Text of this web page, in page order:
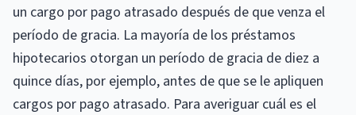
un cargo por pago atrasado después de que venza el
período de gracia. La mayoría de los préstamos
hipotecarios otorgan un período de gracia de diez a
quince días, por ejemplo, antes de que se le apliquen
cargos por pago atrasado. Para averiguar cuál es el